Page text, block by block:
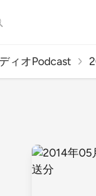
ィオPodcast